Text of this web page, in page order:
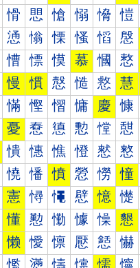
愲 愳 愴 愵 愶 愷
慂 慃 慄 慅 慆 慇
慒 慓 慔 慕 慖 慗
慢 慣 慤 慥 慦 慧
慲 慳 慴 慵 慶 慷
憂 憃 憄 憅 憆 憇
憒 憓 憔 憕 憖 憗
憢 憣 憤 憥 憦 憧
憲 憳 憴 憵 憶 憷
懂 懃 懄 懅 懆 懇
懒 懓 懔 懕 懖 懗
懢 懣 懤 懥 懦 懧